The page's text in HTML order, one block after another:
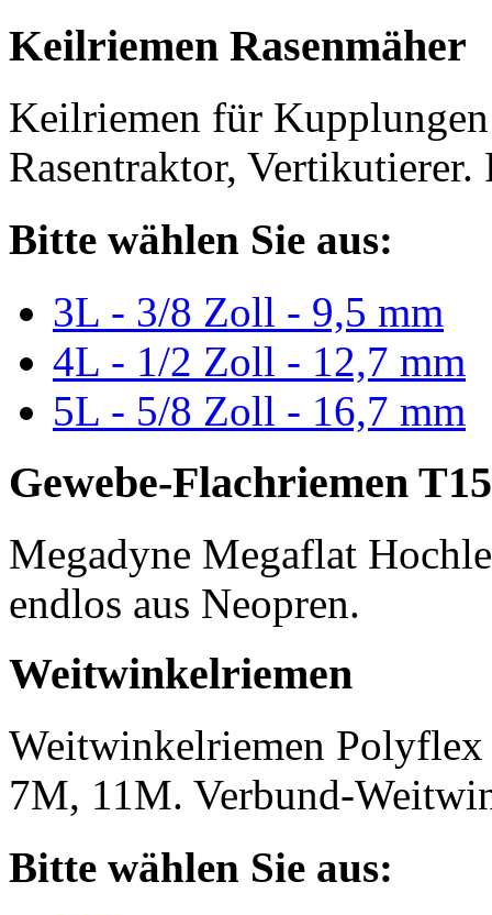
Keilriemen Rasenmäher
Keilriemen für Kupplungen
Rasentraktor,
Bitte wählen Sie aus:
3L - 3/8 Zoll - 9,5 mm
4L - 1/2 Zoll - 12,7 mm
5L - 5/8 Zoll - 16,7 mm
Gewebe-Flachriemen
Megadyne Megaflat
endlos aus Neopren.
Weitwinkelriemen
Weitwinkelriemen
7M, 11M. Verbund-
Bitte wählen Sie aus: